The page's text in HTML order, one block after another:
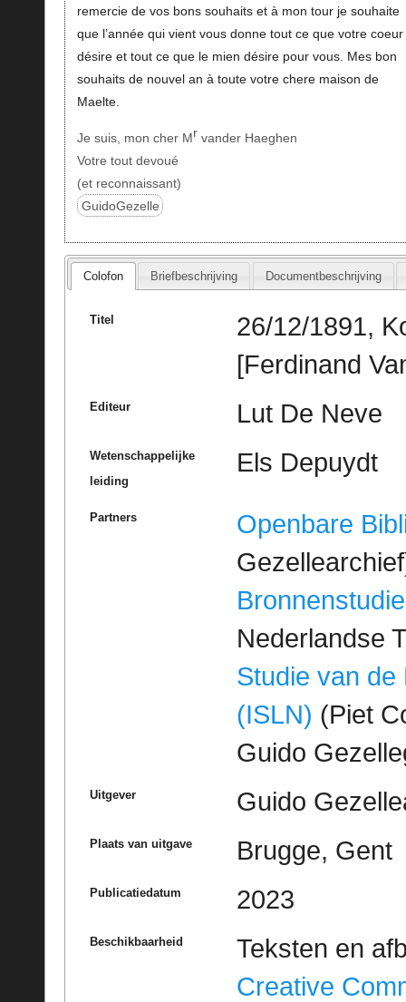
remercie de vos bons souhaits et à mon tour je souhaite
que l’année qui vient vous donne tout ce que votre coeur
désire et tout ce que le mien désire pour vous. Mes bon
souhaits de nouvel an à toute votre chere maison de
Maelte.
Je suis, mon cher Mr vander Haeghen
Votre tout devoué
(et reconnaissant)
GuidoGezelle
Colofon Briefbeschrijving Documentbeschrijving
Titel
26/12/1891,
[Ferdinand
Editeur Lut De Neve
Wetenschappelijke
leiding
Els Depuydt
Partners
Openbare
Bronnenstudie
Nederlandse
Studie van de
(ISLN) (Piet
Guido
Uitgever Guido
Plaats van uitgave Brugge, Gent
Publicatiedatum 2023
Beschikbaarheid
Teksten en
Creative